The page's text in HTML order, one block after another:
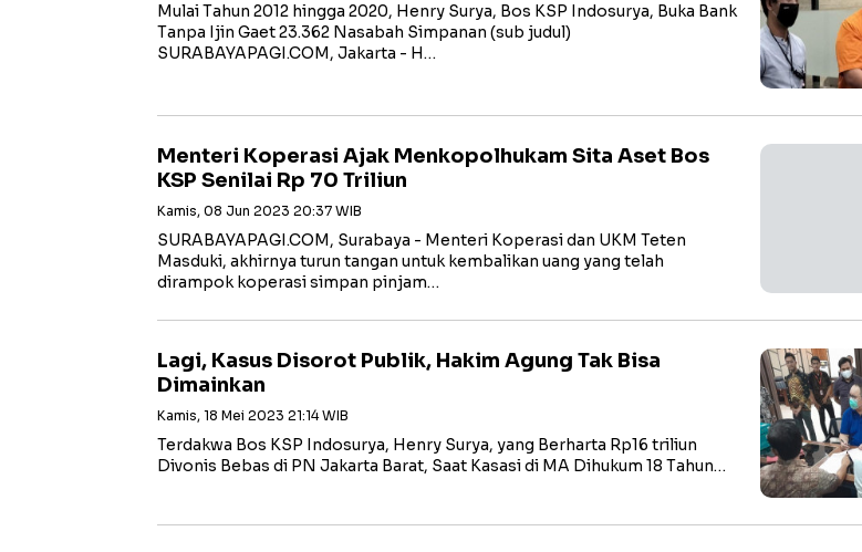
Mulai Tahun 2012 hingga 2020, Henry Surya, Bos KSP Indosurya, Buka Bank
Tanpa Ijin Gaet 23.362 Nasabah Simpanan (sub judul)
SURABAYAPAGI.COM, Jakarta - H…
Menteri Koperasi Ajak Menkopolhukam Sita Aset Bos
KSP Senilai Rp 70 Triliun
Kamis, 08 Jun 2023 20:37 WIB
SURABAYAPAGI.COM, Surabaya - Menteri Koperasi dan UKM Teten
Masduki, akhirnya turun tangan untuk kembalikan uang yang telah
dirampok koperasi simpan pinjam…
Lagi, Kasus Disorot Publik, Hakim Agung Tak Bisa
Dimainkan
Kamis, 18 Mei 2023 21:14 WIB
Terdakwa Bos KSP Indosurya, Henry Surya, yang Berharta Rp16 triliun
Divonis Bebas di PN Jakarta Barat, Saat Kasasi di MA Dihukum 18 Tahun…